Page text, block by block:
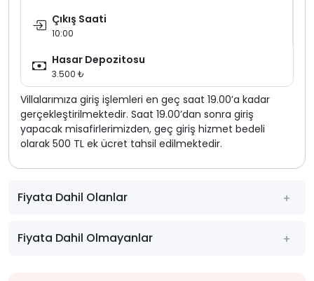
Çıkış Saati
10:00
Hasar Depozitosu
3.500 ₺
Villalarımıza giriş işlemleri en geç saat 19.00’a kadar
gerçekleştirilmektedir. Saat 19.00’dan sonra giriş
yapacak misafirlerimizden, geç giriş hizmet bedeli
olarak 500 TL ek ücret tahsil edilmektedir.
Fiyata Dahil Olanlar
Fiyata Dahil Olmayanlar